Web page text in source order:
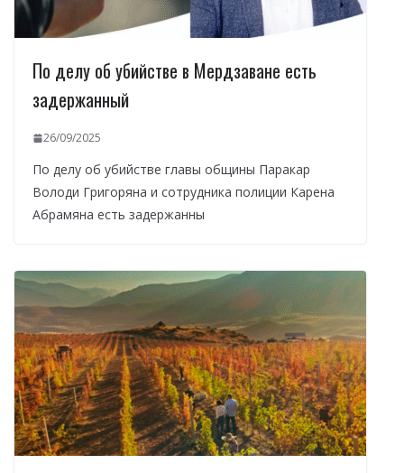
По делу об убийстве в Мердзаване есть
задержанный
26/09/2025
По делу об убийстве главы общины Паракар
Володи Григоряна и сотрудника полиции Карена
Абрамяна есть задержанны